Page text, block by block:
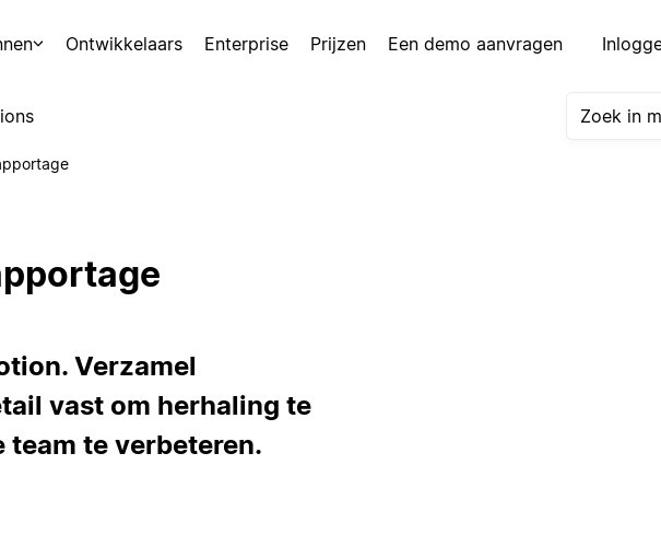
Ontwikkelaars Enterprise Prijzen Een demo aanvragen
Verzamel
vast om herhaling te
te verbeteren.